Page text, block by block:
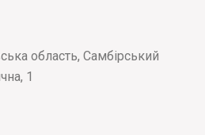
область, Самбірський
1